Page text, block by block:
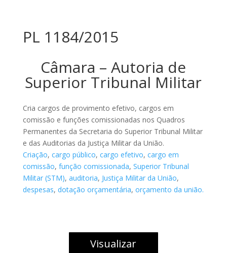
PL 1184/2015
Câmara – Autoria de
Superior Tribunal Militar
Cria cargos de provimento efetivo, cargos em
comissão e funções comissionadas nos Quadros
Permanentes da Secretaria do Superior Tribunal Militar
e das Auditorias da Justiça Militar da União.
Criação, cargo público, cargo efetivo, cargo em
comissão, função comissionada, Superior Tribunal
Militar (STM), auditoria, Justiça Militar da União,
despesas, dotação orçamentária, orçamento da união.
Visualizar